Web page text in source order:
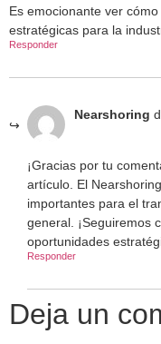
Es emocionante ver
estratégicas para la
Responder
Nearshoring
¡Gracias por tu
artículo. El
importantes para el
general. ¡Seguiremos
oportunidades
Responder
Deja un